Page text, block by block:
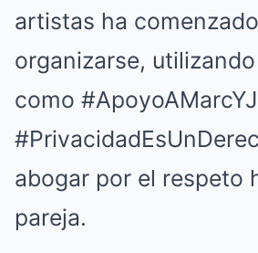
artistas ha
organizarse,
como
abogar por el respeto
pareja.